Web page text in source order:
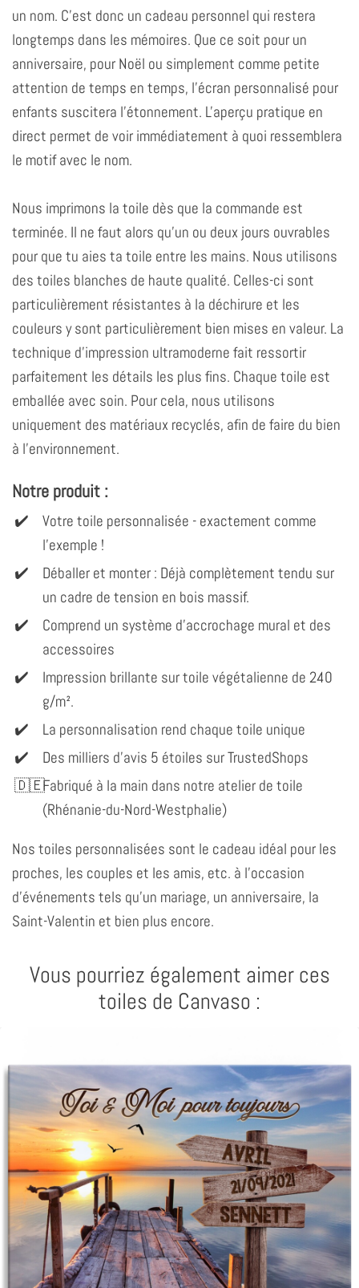
un nom. C'est donc un cadeau personnel qui restera
longtemps dans les mémoires. Que ce soit pour un
anniversaire, pour Noël ou simplement comme petite
attention de temps en temps, l'écran personnalisé pour
enfants suscitera l'étonnement. L'aperçu pratique en
direct permet de voir immédiatement à quoi ressemblera
le motif avec le nom.
Nous imprimons la toile dès que la commande est
terminée. Il ne faut alors qu'un ou deux jours ouvrables
pour que tu aies ta toile entre les mains. Nous utilisons
des toiles blanches de haute qualité. Celles-ci sont
particulièrement résistantes à la déchirure et les
couleurs y sont particulièrement bien mises en valeur. La
technique d'impression ultramoderne fait ressortir
parfaitement les détails les plus fins. Chaque toile est
emballée avec soin. Pour cela, nous utilisons
uniquement des matériaux recyclés, afin de faire du bien
à l'environnement.
Notre produit :
Votre toile personnalisée - exactement comme
l'exemple !
Déballer et monter : Déjà complètement tendu sur
un cadre de tension en bois massif.
Comprend un système d'accrochage mural et des
accessoires
Impression brillante sur toile végétalienne de 240
g/m².
La personnalisation rend chaque toile unique
Des milliers d'avis 5 étoiles sur TrustedShops
Fabriqué à la main dans notre atelier de toile
(Rhénanie-du-Nord-Westphalie)
Nos toiles personnalisées sont le cadeau idéal pour les
proches, les couples et les amis, etc. à l'occasion
d'événements tels qu'un mariage, un anniversaire, la
Saint-Valentin et bien plus encore.
Vous pourriez également aimer ces
toiles de Canvaso :